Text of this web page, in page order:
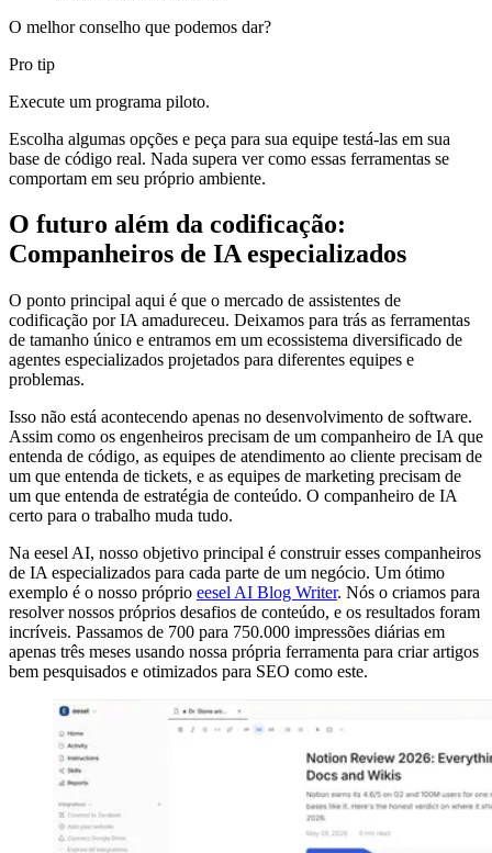
O melhor conselho que podemos dar?
Pro tip
Execute um programa piloto.
Escolha algumas opções e peça para sua equipe testá-las em sua
base de código real. Nada supera ver como essas ferramentas se
comportam em seu próprio ambiente.
O futuro além da codificação:
Companheiros de IA especializados
O ponto principal aqui é que o mercado de assistentes de
codificação por IA amadureceu. Deixamos para trás as ferramentas
de tamanho único e entramos em um ecossistema diversificado de
agentes especializados projetados para diferentes equipes e
problemas.
Isso não está acontecendo apenas no desenvolvimento de software.
Assim como os engenheiros precisam de um companheiro de IA que
entenda de código, as equipes de atendimento ao cliente precisam de
um que entenda de tickets, e as equipes de marketing precisam de
um que entenda de estratégia de conteúdo. O companheiro de IA
certo para o trabalho muda tudo.
Na eesel AI, nosso objetivo principal é construir esses companheiros
de IA especializados para cada parte de um negócio. Um ótimo
exemplo é o nosso próprio eesel AI Blog Writer. Nós o criamos para
resolver nossos próprios desafios de conteúdo, e os resultados foram
incríveis. Passamos de 700 para 750.000 impressões diárias em
apenas três meses usando nossa própria ferramenta para criar artigos
bem pesquisados e otimizados para SEO como este.